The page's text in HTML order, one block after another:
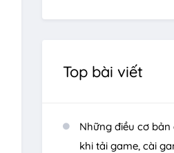
Top bài viết
Những điều cơ
khi tải game, cài